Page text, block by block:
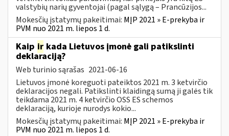
valstybių narių gyventojai (pagal sąlygą – Prancūzijos...
Mokesčių įstatymų pakeitimai: MĮP 2021 » E-prekyba ir
PVM nuo 2021 m. liepos 1 d.
Kaip ir kada Lietuvos įmonė gali patikslinti
deklaraciją?
Web turinio sąrašas 2021-06-16
Lietuvos įmonė koreguoti pateiktos 2021 m. 3 ketvirčio
deklaracijos negali. Patikslinti klaidingą sumą ji galės tik
teikdama 2021 m. 4 ketvirčio OSS ES schemos
deklaraciją, kurioje nurodys kokio...
Mokesčių įstatymų pakeitimai: MĮP 2021 » E-prekyba ir
PVM nuo 2021 m. liepos 1 d.